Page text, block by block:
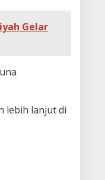
Gelar
lebih lanjut di